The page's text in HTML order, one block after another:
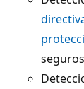
seguros